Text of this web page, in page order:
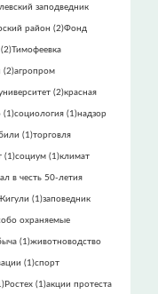
заподведник
район (2)Фонд
(2)Тимофеевка
(2)агропром
(2)красная
(1)социология (1)надзор
(1)торговля
(1)социум (1)климат
в честь 50-летия
(1)заповедник
охраняемые
(1)животноводство
(1)спорт
Ростех (1)акции протеста